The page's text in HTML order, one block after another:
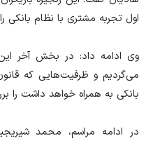
اول تجربه مشتری با نظام بانکی
وی ادامه داد: در بخش آخر
می‌گردیم و ظرفیت‌هایی که
بانکی به همراه خواهد داشت را
در ادامه مراسم، محمد